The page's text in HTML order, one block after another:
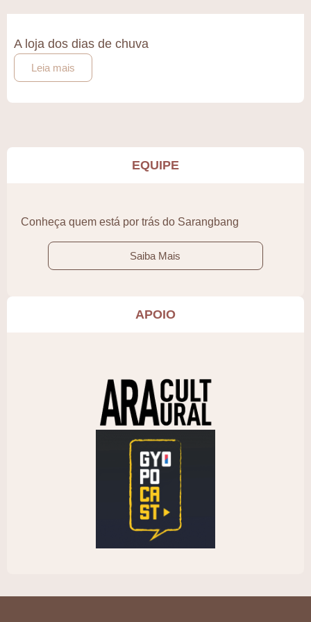
A loja dos dias de chuva
Leia mais
EQUIPE
Conheça quem está por trás do Sarangbang
Saiba Mais
APOIO